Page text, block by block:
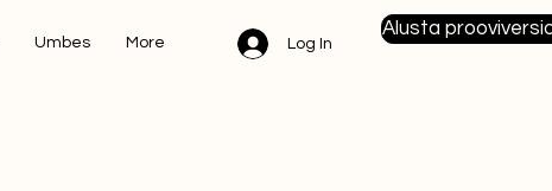
Umbes More Log In
Alusta